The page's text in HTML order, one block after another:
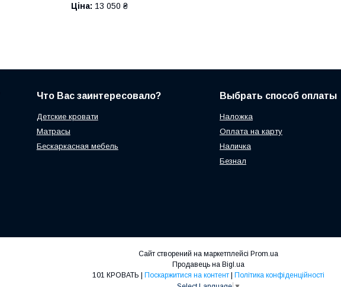
Ціна: 13 050 ₴
Что Вас заинтересовало?
Детские кровати
Матрасы
Бескаркасная мебель
Выбрать способ оплаты
Наложка
Оплата на карту
Наличка
Безнал
Сайт створений на маркетплейсі Prom.ua
Продавець на Bigl.ua
101 КРОВАТЬ | Поскаржитися на контент | Політика конфіденційності